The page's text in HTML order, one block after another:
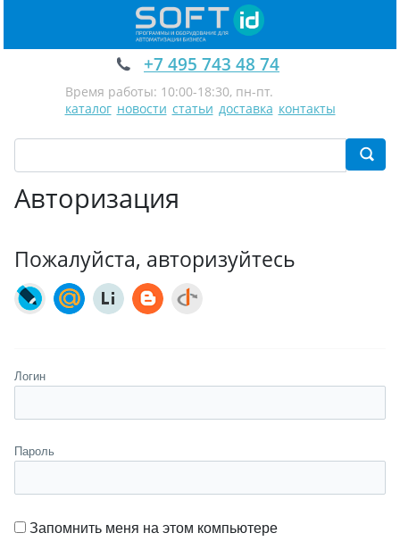
+7 495 743 48 74
Время работы: 10:00-18:30, пн-пт.
каталог новости статьи доставка контакты
Авторизация
Пожалуйста, авторизуйтесь
Логин
Пароль
Запомнить меня на этом компьютере